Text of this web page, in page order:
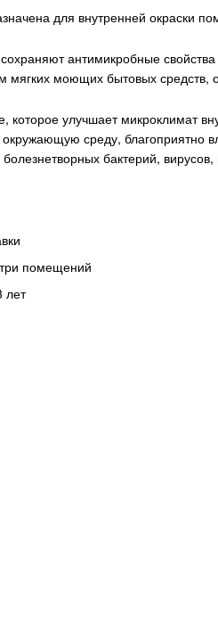
для внутренней окраски
антимикробные
моющих бытовых средств,
которое улучшает микроклимат
среду, благоприятно
бактерий, вирусов,
помещений
лет